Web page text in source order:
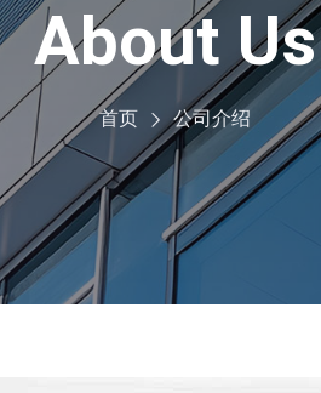
About Us
首页 公司介绍